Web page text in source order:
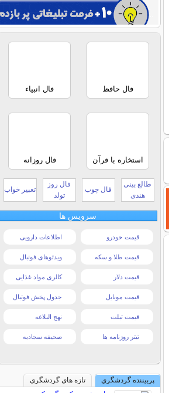
فال حافظ فال انبیاء
استخاره با قرآن فال روزانه
طالع بینی
هندی
فال چوب
فال روز
تولد
تعبیر خواب
سرویس ها
قیمت خودرو اطلاعات دارویی
قیمت طلا و سکه ویدئوهای فوتبال
قیمت دلار کالری مواد غذایی
قیمت موبایل جدول پخش فوتبال
قیمت تبلت نهج البلاغه
تیتر روزنامه ها صحیفه سجادیه
پربیننده گردشگري
تازه های گردشگری